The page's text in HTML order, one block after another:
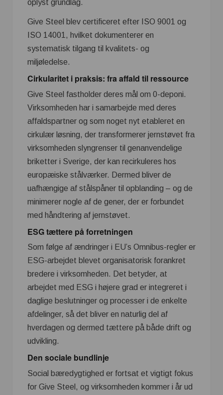
oplyst grundlag.
Give Steel blev certificeret efter ISO 9001 og
ISO 14001, hvilket dokumenterer en
systematisk tilgang til kvalitets- og
miljøledelse.
Cirkularitet i praksis: fra affald til ressource
Give Steel fastholder deres mål om 0-deponi.
Virksomheden har i samarbejde med deres
affaldspartner og som noget nyt etableret en
cirkulær løsning, der transformerer jernstøvet fra
virksomheden slyngrenser til genanvendelige
briketter i Sverige, der kan recirkuleres hos
europæiske stålværker. Dermed bliver de
uafhængige af stålspåner til opblanding – og de
minimerer nogle af de gener, der er forbundet
med håndtering af jernstøvet.
ESG tættere på forretningen
Som følge af ændringer i EU’s Omnibus-regler er
ESG-arbejdet blevet organisatorisk forankret
bredere i virksomheden. Det betyder, at
arbejdet med ESG i højere grad er integreret i
daglige beslutninger og processer i de enkelte
afdelinger, så det bliver en naturlig del af
hverdagen og dermed tættere på både drift og
udvikling.
Den sociale bundlinje
Social bæredygtighed er fortsat et vigtigt fokus
for Give Steel, og virksomheden kommer i år ud